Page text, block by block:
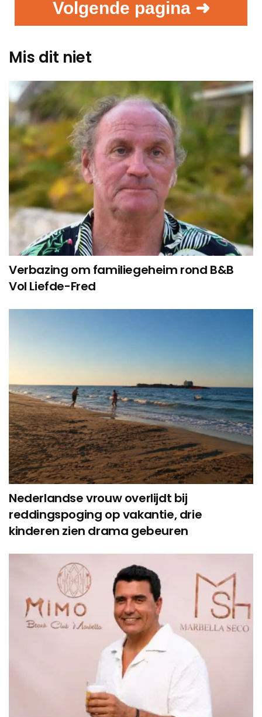
Volgende pagina ➜
Mis dit niet
Verbazing om familiegeheim rond B&B
Vol Liefde-Fred
Nederlandse vrouw overlijdt bij
reddingspoging op vakantie, drie
kinderen zien drama gebeuren